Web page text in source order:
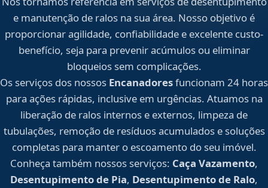
e manutenção de ralos na sua área. Nosso objetivo é
proporcionar agilidade, confiabilidade e excelente custo-
benefício, seja para prevenir acúmulos ou eliminar
bloqueios sem complicações.
Os serviços dos nossos Encanadoresfuncionam 24 horas
para ações rápidas, inclusive em urgências. Atuamos na
liberação de ralos internos e externos, limpeza de
tubulações, remoção de resíduos acumulados e soluções
completas para manter o escoamento do seu imóvel.
Conheça também nossos serviços: Caça Vazamento,
Desentupimento de Pia, Desentupimento de Ralo,